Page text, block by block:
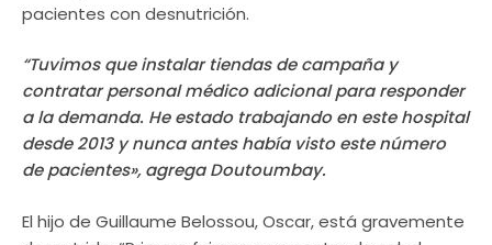
pacientes con desnutrición.
“Tuvimos que instalar tiendas de campaña y
contratar personal médico adicional para responder
a la demanda. He estado trabajando en este hospital
desde 2013 y nunca antes había visto este número
de pacientes», agrega Doutoumbay.
El hijo de Guillaume Belossou, Oscar, está gravemente